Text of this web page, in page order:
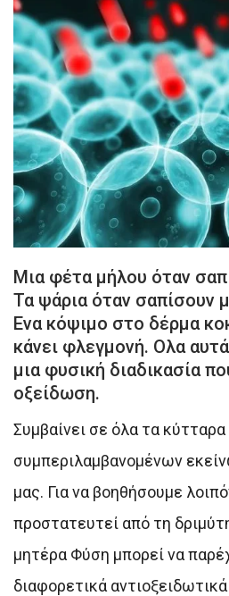
Μια φέτα μήλου όταν
Τα ψάρια όταν σαπίσουν
Ενα κόψιμο στο δέρμα
κάνει φλεγμονή. Ολα
μια φυσική διαδικασία
οξείδωση.
Συμβαίνει σε όλα τα
συμπεριλαμβανομένων
μας. Για να βοηθήσουμε
προστατευτεί από τη
μητέρα Φύση μπορεί να
διαφορετικά